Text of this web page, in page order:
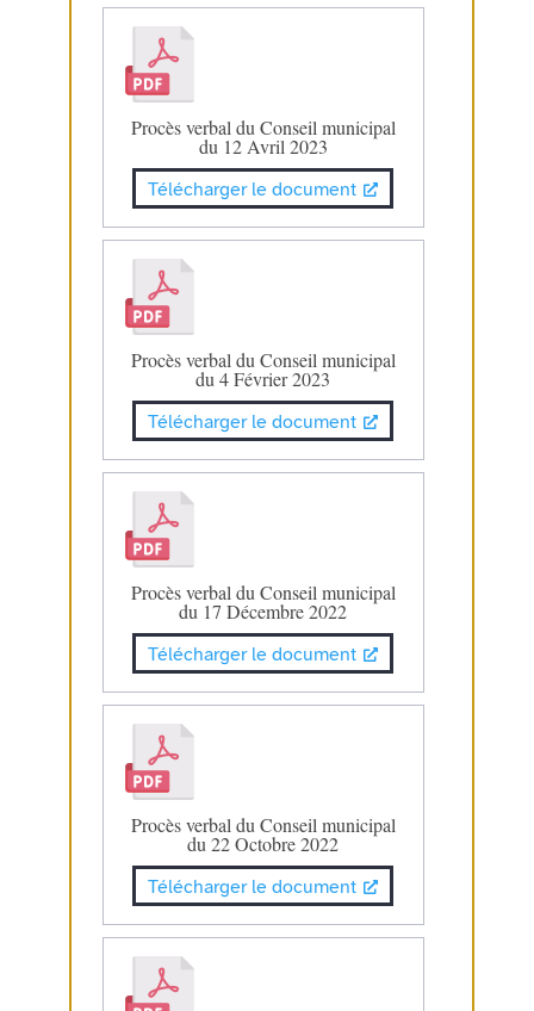
Procès verbal du Conseil municipal
du 12 Avril 2023
Télécharger le document
Procès verbal du Conseil municipal
du 4 Février 2023
Télécharger le document
Procès verbal du Conseil municipal
du 17 Décembre 2022
Télécharger le document
Procès verbal du Conseil municipal
du 22 Octobre 2022
Télécharger le document